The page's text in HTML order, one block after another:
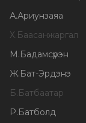
А.Ариунзаяа
Х. Баасанжаргал
М . Бадамсүрэн
Ж. Бат-Эрдэнэ
Б. Батбаатар
Р. Батболд